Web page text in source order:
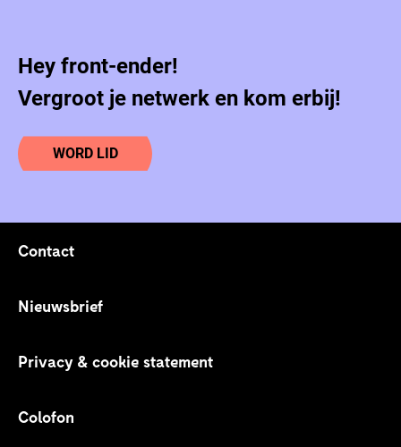
Hey front-ender!
Vergroot je netwerk en kom erbij!
WORD LID
Footer links
Contact
Nieuwsbrief
Privacy & cookie statement
Colofon